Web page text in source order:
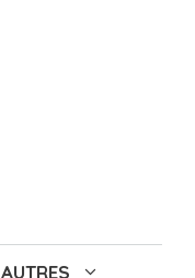
AUTRES